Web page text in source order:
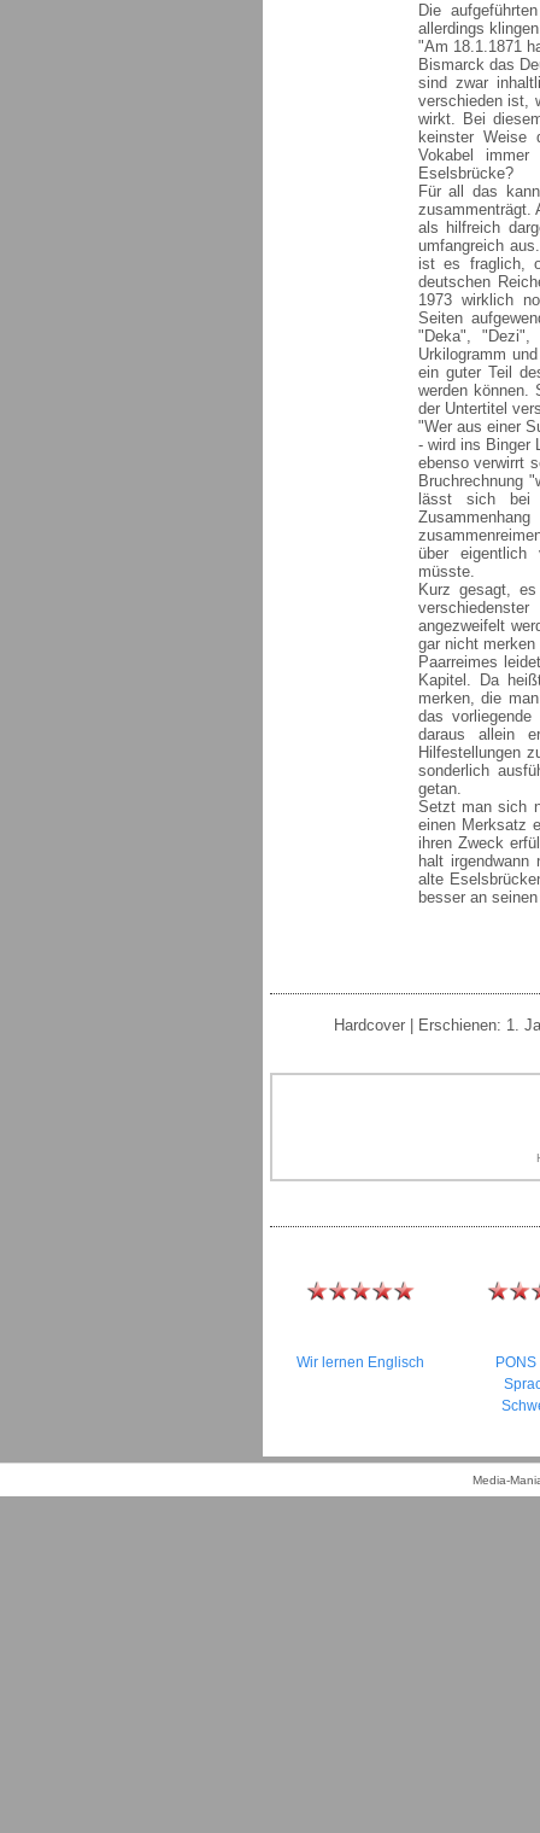
Die
allerdings
"Am 18.1.1871
Bismarck das
sind zwar
verschieden ist,
wirkt. Bei
keinster
Vokabel
Eselsbrücke?
Für all das
zusammenträgt.
als hilfreich
umfangreich
ist es fraglich,
deutschen
1973 wirklich
Seiten
"Deka",
Urkilogramm
ein guter Teil
werden können.
der Untertitel
"Wer aus einer
- wird ins Binger
ebenso verwirrt
Bruchrechnung
lässt sich bei
über eigentlich
müsste.
Kurz gesagt,
angezweifelt
gar nicht
Paarreimes
Kapitel. Da
merken, die
das
daraus allein
Hilfestellungen
sonderlich
getan.
Setzt man sich
einen Merksatz
ihren Zweck
halt
alte
besser an
Hardcover | Erschienen: 1.
Wir lernen Englisch
Media-